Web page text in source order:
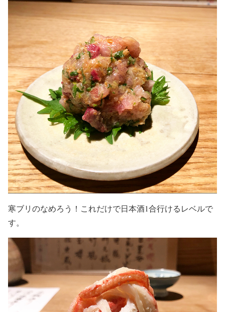
寒ブリのなめろう！これだけで日本酒1合行けるレベルで
す。